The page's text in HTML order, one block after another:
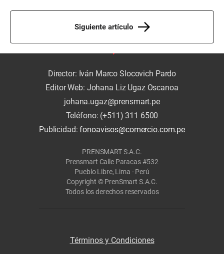
Siguiente artículo
Director: Iván Marco Slocovich Pardo
Editor Web: Johana Liz Ugaz Oscanoa
johana.ugaz@prensmart.pe
Teléfono: (+511) 311 6500
Publicidad:fonoavisos@comercio.com.pe
PRENSMART S.A.C.
Prensmart Calle Paracas #532
Pueblo Libre, Lima - Perú
Copyright © PrenSmart S.A.C.
Todos los derechos reservados
Términos y Condiciones